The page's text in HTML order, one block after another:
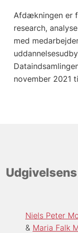
Afdækningen er
research,
med
november 2021
Niels Peter
Maria Falk